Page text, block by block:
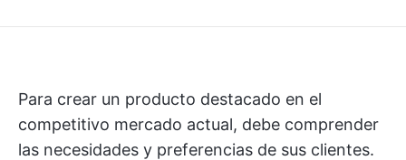
Para crear un producto destacado en el
competitivo mercado actual, debe comprender
las necesidades y preferencias de sus clientes.